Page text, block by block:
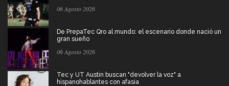
06 Agosto 2026
De PrepaTec Qro al mundo: el escenario donde nació un
gran sueño
06 Agosto 2026
Tec y UT Austin buscan "devolver la voz" a
hispanohablantes con afasia